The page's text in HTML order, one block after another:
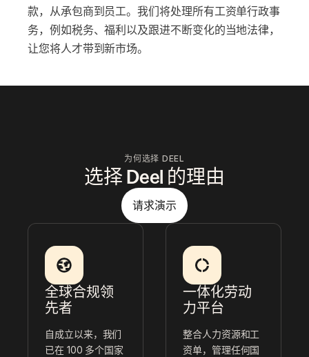
款，从承包商到员工。我们将处理所有工资单行政事
务，例如税务、福利以及跟进不断变化的当地法律，
让您将人才带到新市场。
为何选择 DEEL
选择 Deel 的理由
请求演示
全球合规领
先者
自成立以来，我们
已在 100 多个国家
一体化劳动
力平台
整合人力资源和工
资单，管理任何国